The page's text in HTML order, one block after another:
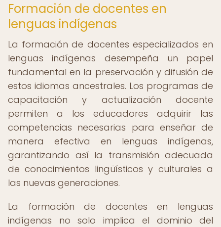
Formación de docentes en
lenguas indígenas
La formación de docentes especializados en
lenguas indígenas desempeña un papel
fundamental en la preservación y difusión de
estos idiomas ancestrales. Los programas de
capacitación y actualización docente
permiten a los educadores adquirir las
competencias necesarias para enseñar de
manera efectiva en lenguas indígenas,
garantizando así la transmisión adecuada
de conocimientos lingüísticos y culturales a
las nuevas generaciones.
La formación de docentes en lenguas
indígenas no solo implica el dominio del